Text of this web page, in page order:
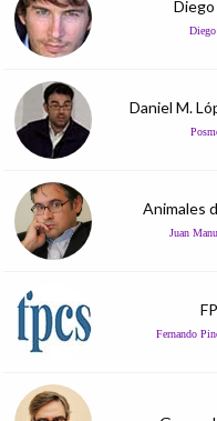
Diego
Daniel M.
Animales
Juan
Fernando